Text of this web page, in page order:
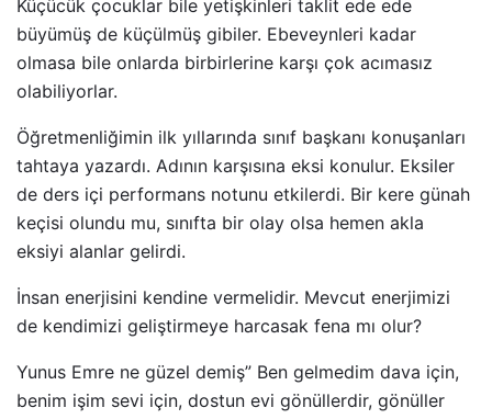
Küçücük çocuklar bile yetişkinleri taklit ede ede
büyümüş de küçülmüş gibiler. Ebeveynleri kadar
olmasa bile onlarda birbirlerine karşı çok acımasız
olabiliyorlar.
Öğretmenliğimin ilk yıllarında sınıf başkanı konuşanları
tahtaya yazardı. Adının karşısına eksi konulur. Eksiler
de ders içi performans notunu etkilerdi. Bir kere günah
keçisi olundu mu, sınıfta bir olay olsa hemen akla
eksiyi alanlar gelirdi.
İnsan enerjisini kendine vermelidir. Mevcut enerjimizi
de kendimizi geliştirmeye harcasak fena mı olur?
Yunus Emre ne güzel demiş” Ben gelmedim dava için,
benim işim sevi için, dostun evi gönüllerdir, gönüller